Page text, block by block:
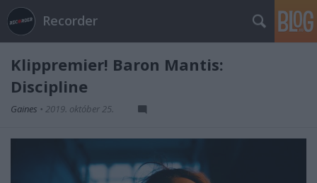
Recorder
Klippremier! Baron Mantis:
Discipline
Gaines • 2019. október 25.